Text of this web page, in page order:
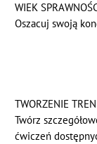
WIEK
Oszacuj swoją
TWORZENIE
Twórz
ćwiczeń